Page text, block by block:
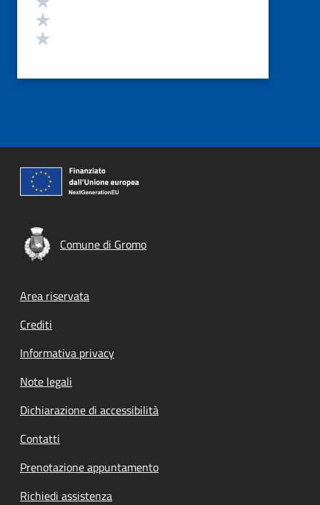
Comune di Gromo
Footer menu
Area riservata
Crediti
Informativa privacy
Note legali
Dichiarazione di accessibilità
Contatti
Prenotazione appuntamento
Richiedi assistenza